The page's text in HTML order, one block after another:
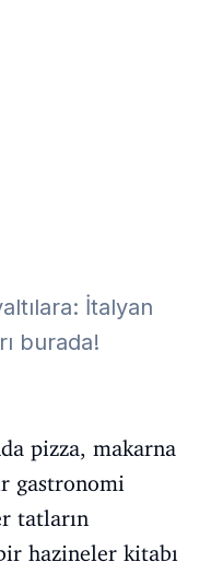
İtalyan
burada!
pizza, makarna
gastronomi
tatların
hazineler kitabı